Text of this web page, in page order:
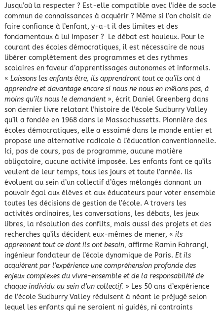
Jusqu’où la respecter ? Est-elle compatible avec l’idée de socle
commun de connaissances à acquérir ? Même si l’on choisit de
faire confiance à l’enfant, y-a-t il des limites et des
fondamentaux à lui imposer ? Le débat est houleux. Pour le
courant des écoles démocratiques, il est nécessaire de nous
libérer complètement des programmes et des rythmes
scolaires en faveur d’apprentissages autonomes et informels.
« Laissons les enfants être, ils apprendront tout ce qu’ils ont à
apprendre et davantage encore si nous ne nous en mêlons pas, à
moins qu’ils nous le demandent», écrit Daniel Greenberg dans
son dernier livre relatant l’histoire de l’école Sudburry Valley
qu’il a fondée en 1968 dans le Massachussetts. Pionnière des
écoles démocratiques, elle a essaimé dans le monde entier et
propose une alternative radicale à l’éducation conventionnelle.
Ici, pas de cours, pas de programme, aucune matière
obligatoire, aucune activité imposée. Les enfants font ce qu’ils
veulent de leur temps, tous les jours et toute l’année. Ils
évoluent au sein d’un collectif d’âges mélangés donnant un
pouvoir égal aux élèves et aux éducateurs pour voter ensemble
toutes les décisions de gestion de l’école. A travers les
activités ordinaires, les conversations, les débats, les jeux
libres, la résolution des conflits, mais aussi des projets et des
recherches qu’ils décident eux-mêmes de mener, « ils
apprennent tout ce dont ils ont besoin, affirme Ramïn Fahrangi,
ingénieur fondateur de l’école dynamique de Paris. Et ils
acquièrent par l’expérience une compréhension profonde des
enjeux complexes du vivre-ensemble et de la responsabilité de
chaque individu au sein d’un collectif. » Les 50 ans d’expérience
de l’école Sudburry Valley réduisent à néant le préjugé selon
lequel les enfants qui ne seraient ni guidés, ni contraints